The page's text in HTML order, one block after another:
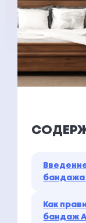
бандажа
Как
бандаж